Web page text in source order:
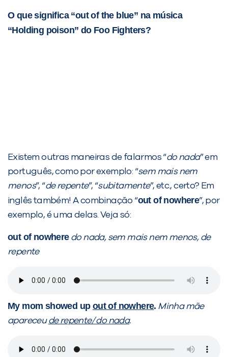
O que significa “out of the blue” na música
“Holding poison” do Foo Fighters?
Existem outras maneiras de falarmos “do nada” em
português, como por exemplo: “sem mais nem
menos”, “de repente”, “subitamente”, etc., certo? Em
inglês também! A combinação “out of nowhere”, por
exemplo, é uma delas. Veja só:
out of nowhere do nada, sem mais nem menos, de
repente
My mom showed up out of nowhere. Minha mãe
apareceude repente/ do nada.